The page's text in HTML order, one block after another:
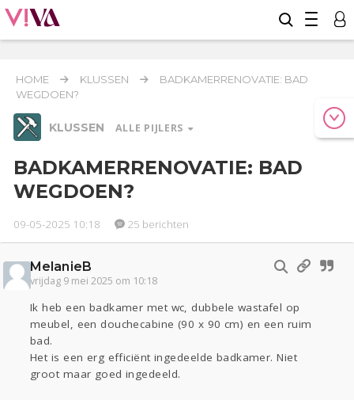
HOME KLUSSEN
BADKAMERRENOVATIE: BAD
WEGDOEN?
KLUSSEN ALLE PIJLERS
Relaties Werk & Studie
Seks
Gezondheid
Kinderen
Mode & Beauty
Sport
Contact Viva zoekt
Aangeboden
Gevraagd
Horen
BADKAMERRENOVATIE: BAD
WEGDOEN?
09-05-2025 10:18 25 berichten
MelanieB
vrijdag 9 mei 2025 om 10:18
Ik heb een badkamer met wc, dubbele wastafel op
meubel, een douchecabine (90 x 90 cm) en een ruim
bad.
Het is een erg efficiënt ingedeelde badkamer. Niet
groot maar goed ingedeeld.